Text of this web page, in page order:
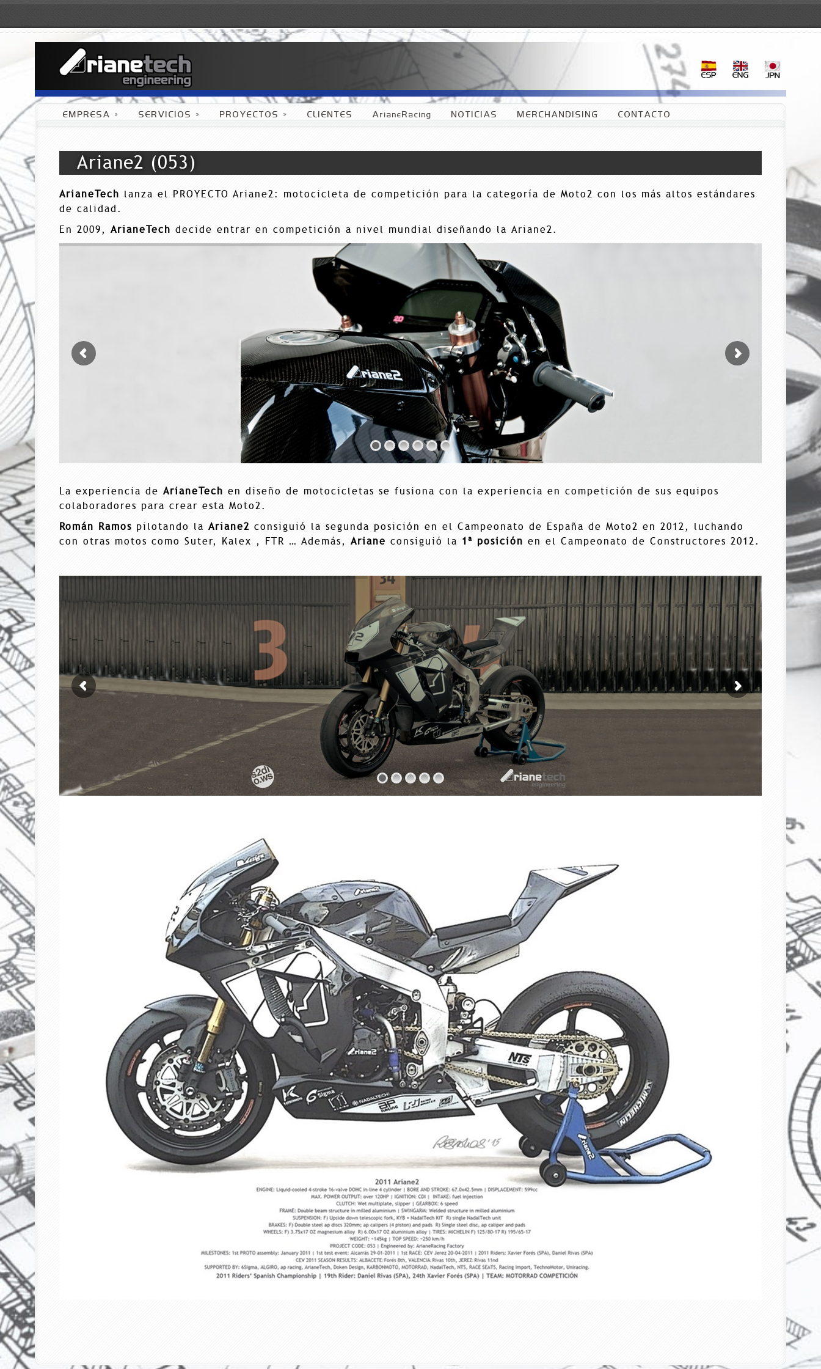
EMPRESA » SERVICIOS » PROYECTOS » CLIENTES ArianeRacing NOTICIAS MERCHANDISING CONTACTO
Ariane2 (053)
ArianeTech lanza el PROYECTO Ariane2: motocicleta de competición para la categoría de Moto2 con los más altos estándares
de calidad.
En 2009, ArianeTech decide entrar en competición a nivel mundial diseñando la Ariane2.
La experiencia de ArianeTech en diseño de motocicletas se fusiona con la experiencia en competición de sus equipos
colaboradores para crear esta Moto2.
Román Ramos pilotando la Ariane2 consiguió la segunda posición en el Campeonato de España de Moto2 en 2012, luchando
con otras motos como Suter, Kalex , FTR … Además, Ariane consiguió la 1ª posición en el Campeonato de Constructores 2012.